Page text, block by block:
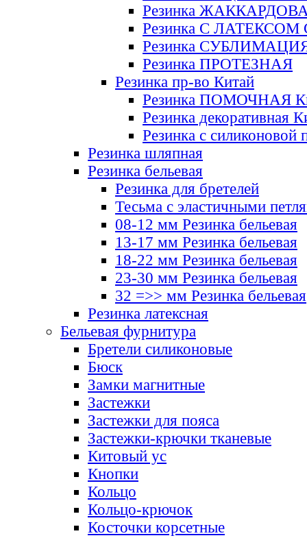
Резинка
Резинка С ЛАТЕКСОМ
Резинка
Резинка ПРОТЕЗНАЯ
Резинка пр-во Китай
Резинка ПОМОЧНАЯ
Резинка декоративная
Резинка с силиконовой
Резинка шляпная
Резинка бельевая
Резинка для бретелей
Тесьма с эластичными
08-12 мм Резинка бельевая
13-17 мм Резинка бельевая
18-22 мм Резинка бельевая
23-30 мм Резинка бельевая
32 =>> мм Резинка бельевая
Резинка латексная
Бельевая фурнитура
Бретели силиконовые
Бюск
Замки магнитные
Застежки
Застежки для пояса
Застежки-крючки тканевые
Китовый ус
Кнопки
Кольцо
Кольцо-крючок
Косточки корсетные